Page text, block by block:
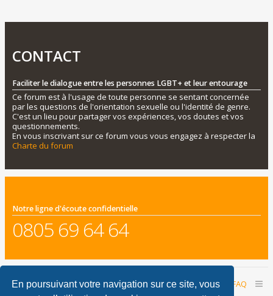
En poursuivant votre navigation sur ce site, vous
CONTACT
Faciliter le dialogue entre les personnes LGBT+ et leur entourage
Ce forum est à l'usage de toute personne se sentant concernée
par les questions de l'orientation sexuelle ou l'identité de genre.
C'est un lieu pour partager vos expériences, vos doutes et vos
questionnements.
En vous inscrivant sur ce forum vous vous engagez à respecter la
Charte du forum
Notre ligne d'écoute confidentielle
0805 69 64 64
Accueil du forum FAQ
Nous contacter